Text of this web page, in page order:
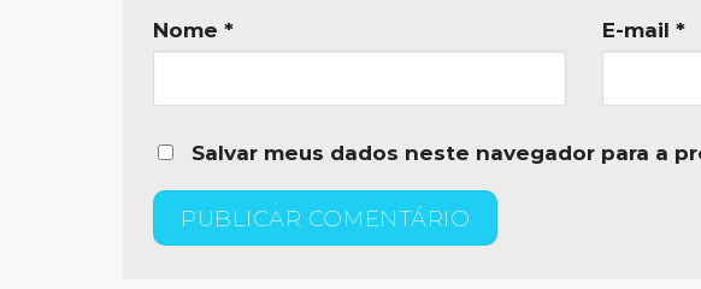
Nome * E-mail*
Salvar meus dados neste navegador para a